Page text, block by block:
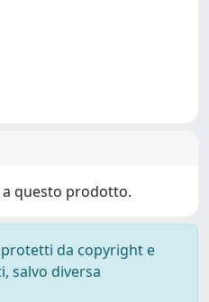
questo prodotto.
da copyright e
salvo diversa